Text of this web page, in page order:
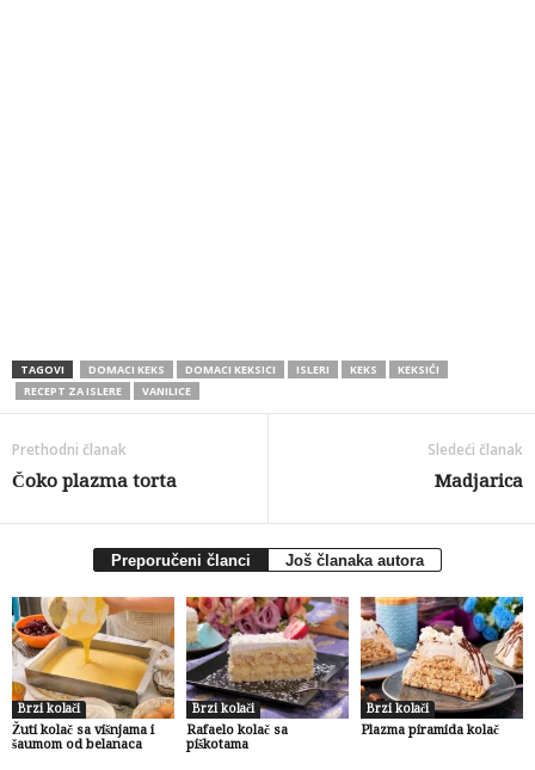
TAGOVI DOMACI KEKS DOMACI KEKSICI ISLERI KEKS
KEKSIĆI
RECEPT ZA ISLERE
VANILICE
Prethodni članak
Čoko plazma torta
Sledeći članak
Madjarica
Preporučeni članci Još članaka autora
Brzi kolači
Žuti kolač sa višnjama i
šaumom od belanaca
Brzi kolači
Rafaelo kolač sa
piškotama
Brzi kolači
Plazma piramida kolač